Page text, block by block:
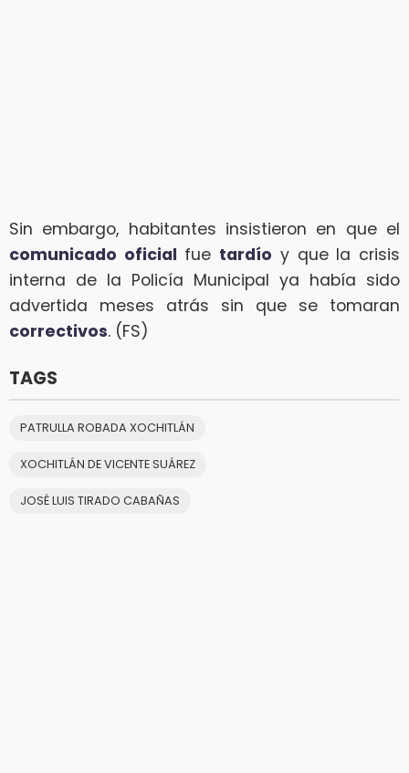
Sin embargo, habitantes insistieron en que el
comunicado oficial fue tardío y que la crisis
interna de la Policía Municipal ya había sido
advertida meses atrás sin que se tomaran
correctivos. (FS)
TAGS
PATRULLA ROBADA XOCHITLÁN
XOCHITLÁN DE VICENTE SUÁREZ
JOSÉ LUIS TIRADO CABAÑAS